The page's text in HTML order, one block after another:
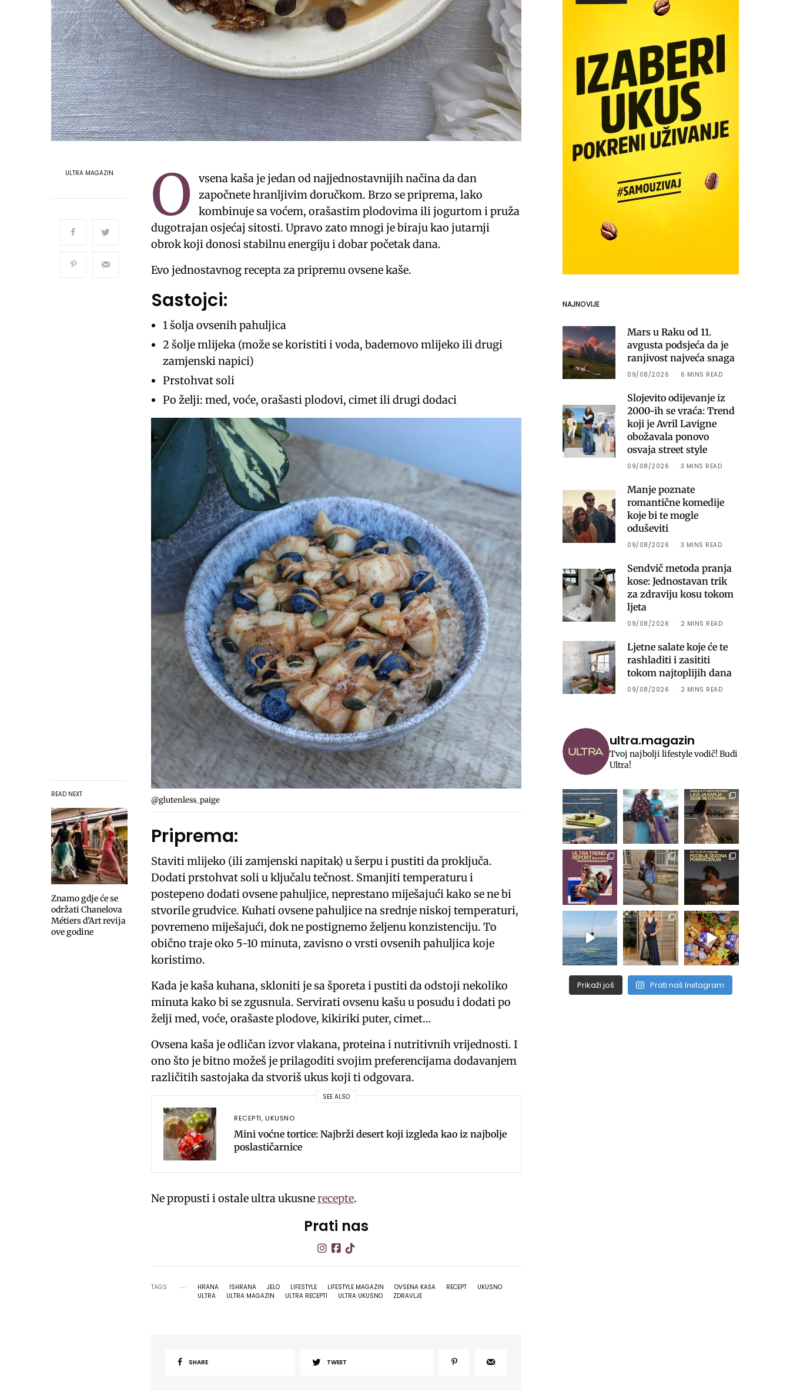
ULTRA MAGAZIN
READ NEXT
Znamo gdje će se
održati Chanelova
Métiers d’Art revija
ove godine
O
vsena kaša je jedan od najjednostavnijih načina da dan
započnete hranljivim doručkom. Brzo se priprema, lako
kombinuje sa voćem, orašastim plodovima ili jogurtom i pruža
dugotrajan osjećaj sitosti. Upravo zato mnogi je biraju kao jutarnji
obrok koji donosi stabilnu energiju i dobar početak dana.
Evo jednostavnog recepta za pripremu ovsene kaše.
Sastojci:
1 šolja ovsenih pahuljica
2 šolje mlijeka (može se koristiti i voda, bademovo mlijeko ili drugi
zamjenski napici)
Prstohvat soli
Po želji: med, voće, orašasti plodovi, cimet ili drugi dodaci
@glutenless_paige
Priprema:
Staviti mlijeko (ili zamjenski napitak) u šerpu i pustiti da proključa.
Dodati prstohvat soli u ključalu tečnost. Smanjiti temperaturu i
postepeno dodati ovsene pahuljice, neprestano miješajući kako se ne bi
stvorile grudvice. Kuhati ovsene pahuljice na srednje niskoj temperaturi,
povremeno miješajući, dok ne postignemo željenu konzistenciju. To
obično traje oko 5-10 minuta, zavisno o vrsti ovsenih pahuljica koje
koristimo.
Kada je kaša kuhana, skloniti je sa šporeta i pustiti da odstoji nekoliko
minuta kako bi se zgusnula. Servirati ovsenu kašu u posudu i dodati po
želji med, voće, orašaste plodove, kikiriki puter, cimet…
Ovsena kaša je odličan izvor vlakana, proteina i nutritivnih vrijednosti. I
ono što je bitno možeš je prilagoditi svojim preferencijama dodavanjem
različitih sastojaka da stvoriš ukus koji ti odgovara.
SEE ALSO
RECEPTI, UKUSNO
Mini voćne tortice: Najbrži desert koji izgleda kao iz najbolje
poslastičarnice
Ne propusti i ostale ultra ukusnerecepte.
Prati nas
TAGS HRANA ISHRANA JELO LIFESTYLE LIFESTYLE MAGAZIN OVSENA KAŠA RECEPT
UKUSNO
ULTRA
ULTRA MAGAZIN ULTRA RECEPTI ULTRA UKUSNO ZDRAVLJE
SHARE TWEET
NAJNOVIJE
Mars u Raku od 11.
avgusta podsjeća da je
ranjivost najveća snaga
09/08/2026 6 MINS READ
Slojevito odijevanje iz
2000-ih se vraća: Trend
koji je Avril Lavigne
obožavala ponovo
osvaja street style
09/08/2026 3 MINS READ
Manje poznate
romantične komedije
koje bi te mogle
oduševiti
09/08/2026 3 MINS READ
Sendvič metoda pranja
kose: Jednostavan trik
za zdraviju kosu tokom
ljeta
09/08/2026 2 MINS READ
Ljetne salate koje će te
rashladiti i zasititi
tokom najtoplijih dana
09/08/2026 2 MINS READ
ultra.magazin
Tvoj najbolji lifestyle vodič! Budi
Ultra!
Prikaži još Prati naš Instagram